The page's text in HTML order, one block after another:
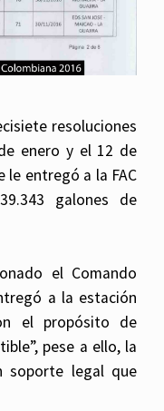
resoluciones
enero y el 12 de
le entregó a la FAC
galones de
el Comando
a la estación
el propósito de
pese a ello, la
soporte legal que